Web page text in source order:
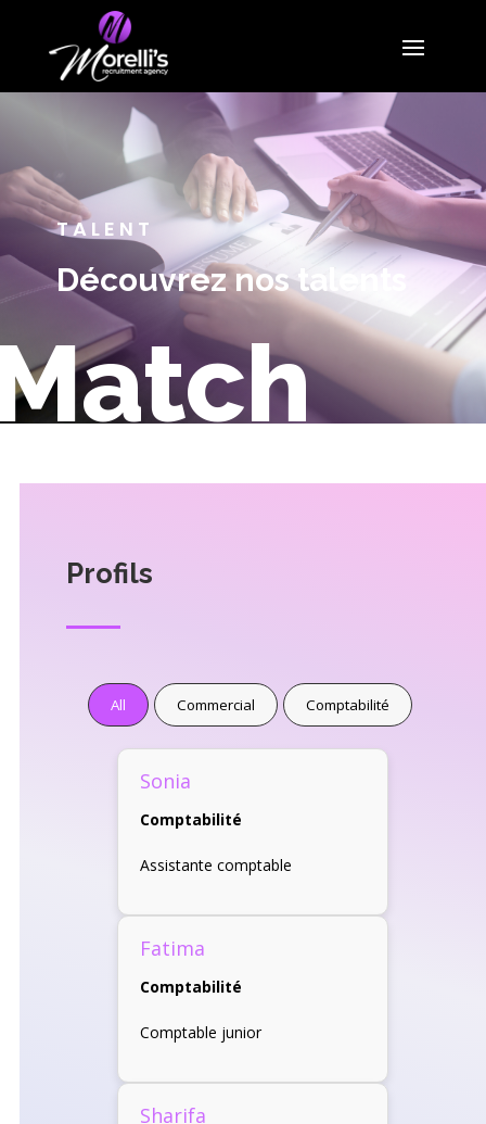
TALENT
Découvrez nos talents
Profils
All Commercial Comptabilité
Sonia
Comptabilité
Assistante comptable
Fatima
Comptabilité
Comptable junior
Sharifa